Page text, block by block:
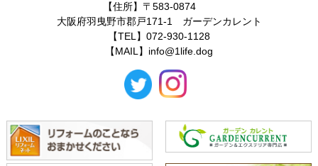
【住所】〒583-0874
大阪府羽曳野市郡戸171-1 ガーデンカレント
【TEL】072-930-1128
【MAIL】 info@1life.dog